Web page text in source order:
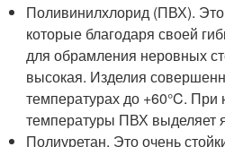
Поливинилхлорид (ПВХ). Это
которые благодаря своей
для обрамления неровных
высокая. Изделия
температурах до +60°C.
температуры ПВХ выделяет
Полиуретан. Это очень